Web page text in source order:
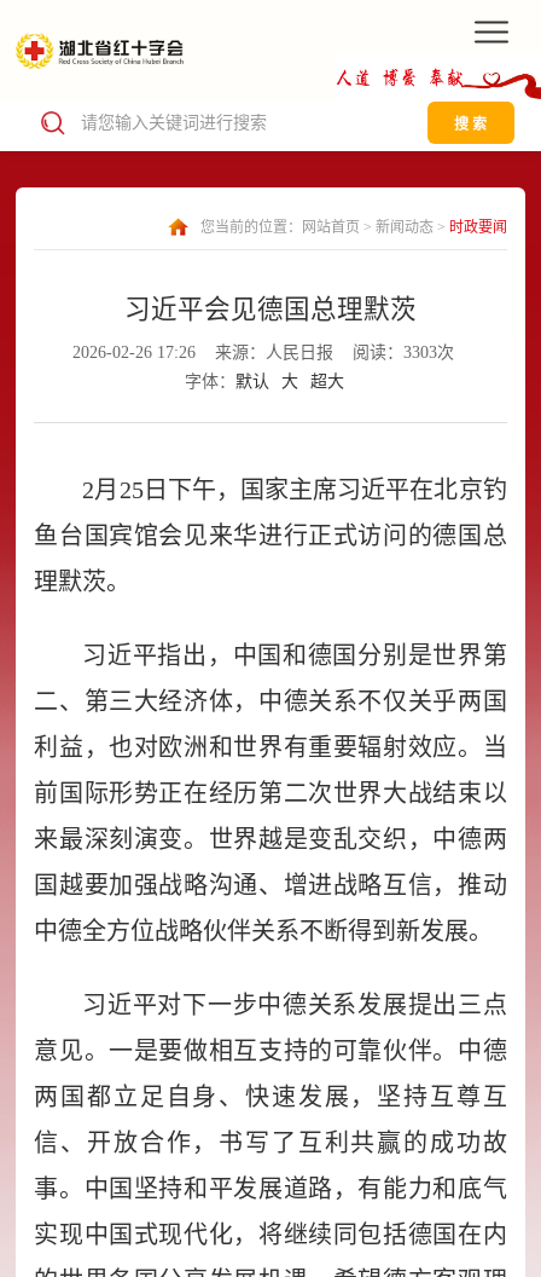
搜 索
您当前的位置： 网站首页 > 新闻动态> 时政要闻
习近平会见德国总理默茨
2026-02-26 17:26 来源：人民日报
阅读：3303次
字体： 默认 大 超大
2月25日下午，国家主席习近平在北京钓
鱼台国宾馆会见来华进行正式访问的德国总
理默茨。
习近平指出，中国和德国分别是世界第
二、第三大经济体，中德关系不仅关乎两国
利益，也对欧洲和世界有重要辐射效应。当
前国际形势正在经历第二次世界大战结束以
来最深刻演变。世界越是变乱交织，中德两
国越要加强战略沟通、增进战略互信，推动
中德全方位战略伙伴关系不断得到新发展。
习近平对下一步中德关系发展提出三点
意见。一是要做相互支持的可靠伙伴。中德
两国都立足自身、快速发展，坚持互尊互
信、开放合作，书写了互利共赢的成功故
事。中国坚持和平发展道路，有能力和底气
实现中国式现代化，将继续同包括德国在内